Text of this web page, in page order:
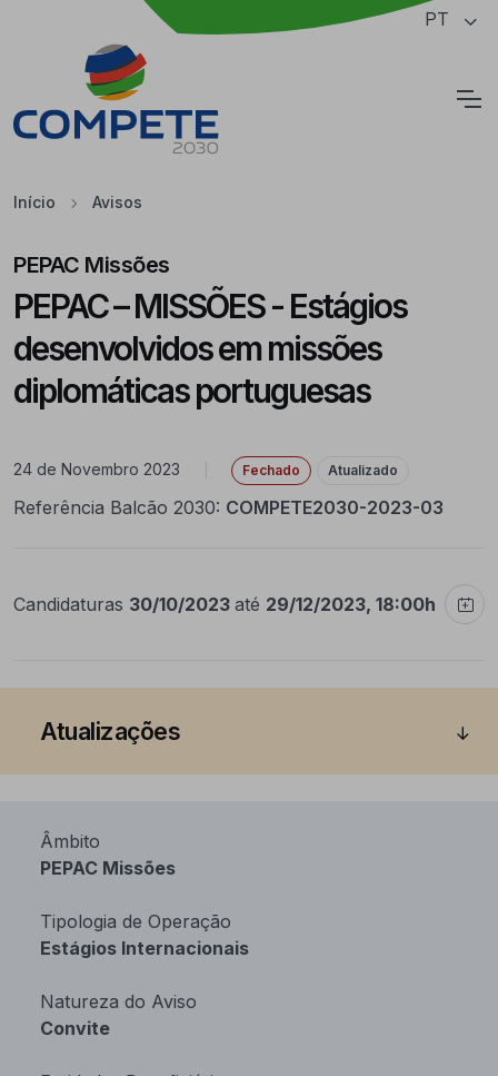
Saltar para o conteúdo principal da página PT
Início Avisos
PEPAC Missões
PEPAC – MISSÕES - Estágios
desenvolvidos em missões
diplomáticas portuguesas
24 de Novembro 2023 Fechado Atualizado
Referência Balcão 2030: COMPETE2030-2023-03
Candidaturas 30/10/2023 até 29/12/2023, 18:00h
Atualizações
Âmbito
PEPAC Missões
Tipologia de Operação
Estágios Internacionais
Natureza do Aviso
Convite